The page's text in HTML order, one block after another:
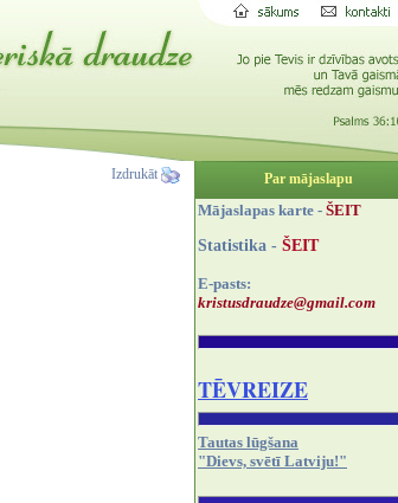
Izdrukāt Par mājaslapu
Mājaslapas karte - ŠEIT
Statistika - ŠEIT
E-pasts:
kristusdraudze@gmail.com
TĒVREIZE
Tautas lūgšana
"Dievs, svētī Latviju!"